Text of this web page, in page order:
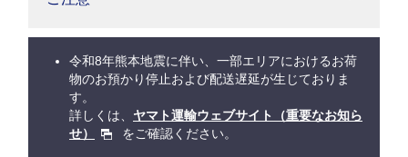
令和8年熊本地震に伴い、一部エリアにおけるお荷
物のお預かり停止および配送遅延が生じておりま
す。
詳しくは、 ヤマト運輸ウェブサイト（重要なお知ら
せ）
をご確認ください。